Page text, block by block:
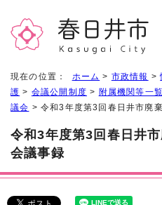
現在の位置： ホーム > 市政情報 >
護 > 会議公開制度 > 附属機関等一
議会 > 令和3年度第3回春日井市廃
令和3年度第3回春日井
会議事録